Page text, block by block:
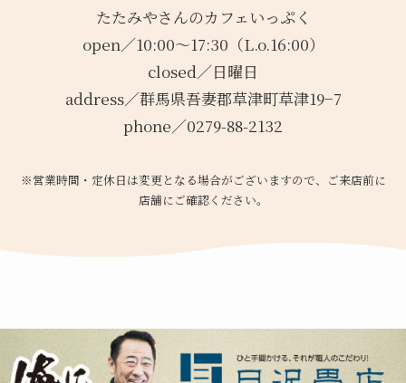
たたみやさんのカフェいっぷく
open／10:00〜17:30（L.o.16:00）
closed／日曜日
address／群馬県吾妻郡草津町草津19−7
phone／0279-88-2132
※営業時間・定休日は変更となる場合がございますので、ご来店前に
店舗にご確認ください。